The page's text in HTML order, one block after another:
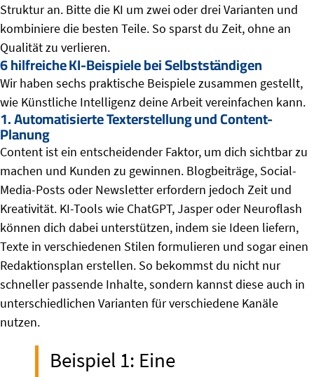
Struktur an. Bitte die KI um zwei oder drei Varianten und
kombiniere die besten Teile. So sparst du Zeit, ohne an
Qualität zu verlieren.
6 hilfreiche KI-Beispiele bei Selbstständigen
Wir haben sechs praktische Beispiele zusammen gestellt,
wie Künstliche Intelligenz deine Arbeit vereinfachen kann.
1. Automatisierte Texterstellung und Content-
Planung
Content ist ein entscheidender Faktor, um dich sichtbar zu
machen und Kunden zu gewinnen. Blogbeiträge, Social-
Media-Posts oder Newsletter erfordern jedoch Zeit und
Kreativität. KI-Tools wie ChatGPT, Jasper oder Neuroflash
können dich dabei unterstützen, indem sie Ideen liefern,
Texte in verschiedenen Stilen formulieren und sogar einen
Redaktionsplan erstellen. So bekommst du nicht nur
schneller passende Inhalte, sondern kannst diese auch in
unterschiedlichen Varianten für verschiedene Kanäle
nutzen.
Beispiel 1: Eine